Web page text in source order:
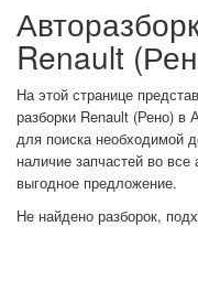
Renault
На этой странице
разборки Renault (Рено) в
для поиска необходимой
наличие запчастей во
выгодное предложение.
Не найдено разборок,